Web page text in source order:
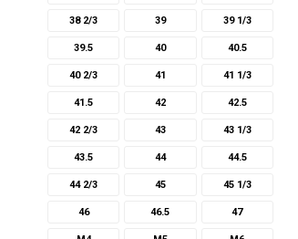
38 2/3 39 39 1/3
39.5 40 40.5
40 2/3 41 41 1/3
41.5 42 42.5
42 2/3 43 43 1/3
43.5 44 44.5
44 2/3 45 45 1/3
46 46.5 47